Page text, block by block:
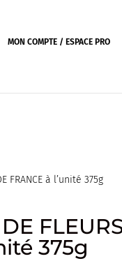
MON COMPTE / ESPACE PRO
FRANCE à l’unité 375g
375g